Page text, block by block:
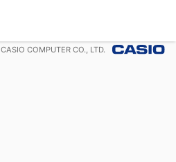
CASIO COMPUTER CO., LTD.